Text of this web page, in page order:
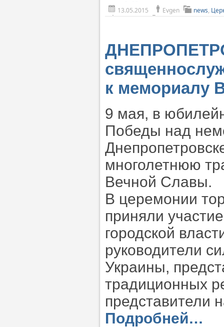
13.05.2015 Evgen news,
к мемориалу
9 мая, в
Победы над
многолетнюю
Вечной Славы.
В церемонии
приняли
городской
руководители
Украины,
традиционных
представители
Подробней…